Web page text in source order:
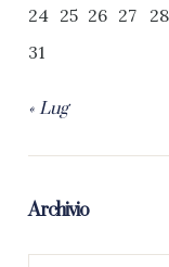
24 25 26 27 28
31
« Lug
Archivio